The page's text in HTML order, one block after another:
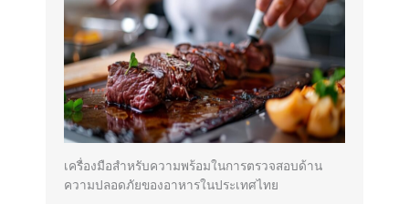
เครื่องมือสำหรับความพร้อมในการตรวจสอบด้าน
ความปลอดภัยของอาหารในประเทศไทย